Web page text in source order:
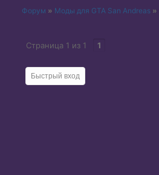
Форум » Моды для GTA San Andreas »
Страница 1 из 1 1